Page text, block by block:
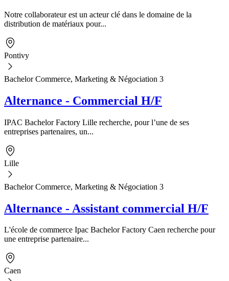
Notre collaborateur est un acteur clé dans le domaine de la
distribution de matériaux pour...
Pontivy
Bachelor Commerce, Marketing & Négociation 3
Alternance - Commercial H/F
IPAC Bachelor Factory Lille recherche, pour l’une de ses
entreprises partenaires, un...
Lille
Bachelor Commerce, Marketing & Négociation 3
Alternance - Assistant commercial H/F
L'école de commerce Ipac Bachelor Factory Caen recherche pour
une entreprise partenaire...
Caen